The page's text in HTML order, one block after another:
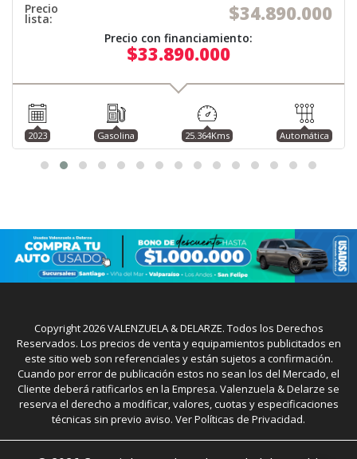
Precio
lista: $34.890.000
Precio con financiamiento:
$33.890.000
2023 Gasolina 25.364Kms Automática
Copyright2026VALENZUELA & DELARZE. Todos los Derechos
Reservados. Los precios de venta y equipamientos publicitados en
este sitio web son referenciales y están sujetos a confirmación.
Cuando por error de publicación estos no sean los del Mercado, el
Cliente deberá ratificarlos en la Empresa. Valenzuela & Delarze se
reserva el derecho a modificar, valores, cuotas y especificaciones
técnicas sin previo aviso. Ver Políticas de Privacidad.